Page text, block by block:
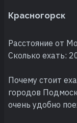
Красногорск
Расстояние от
Сколько ехать:
Почему стоит
городов
очень удобно